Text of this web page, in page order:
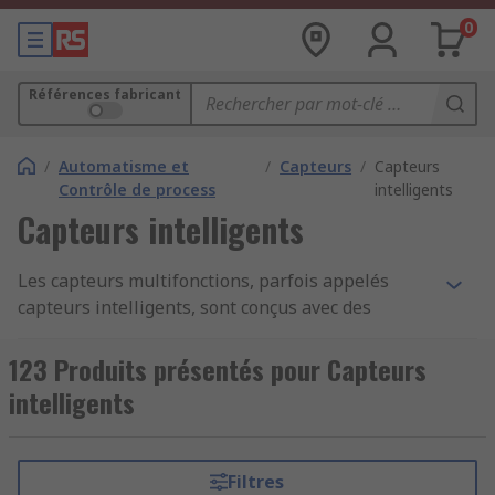
0
Références fabricant
/ Automatisme et
Contrôle de process
/ Capteurs / Capteurs
intelligents
Capteurs intelligents
Les capteurs multifonctions, parfois appelés
capteurs intelligents, sont conçus avec des
applications spécialisées. Remplissant souvent
plusieurs fonctions, les capteurs intelligents sont
utilisés partout, depuis le contrôle de
et la sécurité des locaux. Par exemple, dans le
123 Produits présentés pour Capteurs
intelligents
Filtres